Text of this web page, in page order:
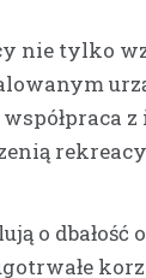
nie tylko
o